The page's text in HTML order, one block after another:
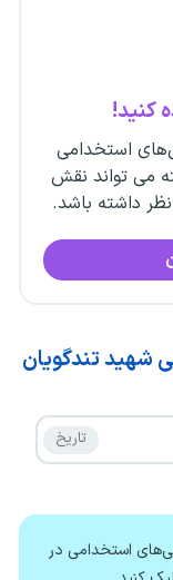
کنید!
استخدامی
می تواند نقش
داشته باشد.
شهید تندگویان
استخدامی در